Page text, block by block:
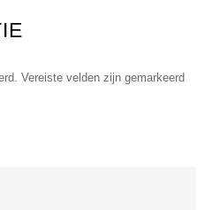
Vereiste velden zijn gemarkeerd